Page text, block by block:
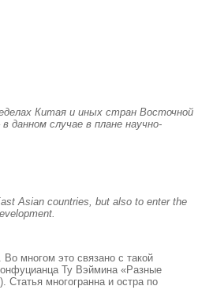
Китая и иных стран Восточной
данном случае в плане научно-
Asian countries, but also to enter the
многом это связано с такой
Ту Вэймина «Разные
многогранна и остра по